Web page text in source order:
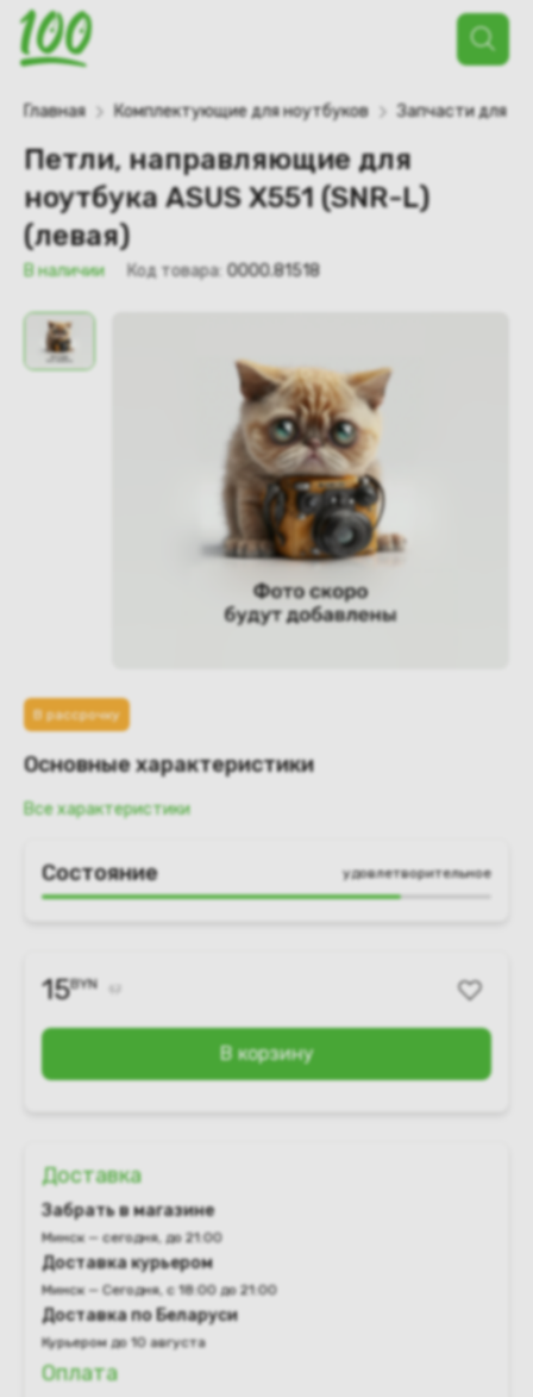
Поиск
товаров
Главная Комплектующие для ноутбуков Запчасти для
Петли, направляющие для
ноутбука ASUS X551 (SNR-L)
(левая)
В наличии Код товара: 0000.81518
В рассрочку
Основные характеристики
Все характеристики
Состояние удовлетворительное
15BYN
В корзину
Доставка
Забрать в магазине
Минск — сегодня, до 21:00
Доставка курьером
Минск — Сегодня, с 18:00 до 21:00
Доставка по Беларуси
Курьером до 10 августа
Оплата